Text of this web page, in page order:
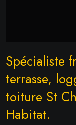
Spécialiste
terrasse,
toiture St
Habitat.